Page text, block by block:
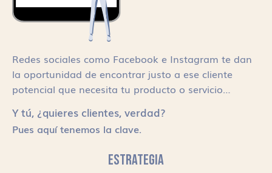
Redes sociales como Facebook e Instagram te dan
la oportunidad de encontrar justo a ese cliente
potencial que necesita tu producto o servicio…
Y tú, ¿quieres clientes, verdad?
Pues aquí tenemos la clave.
ESTRATEGIA